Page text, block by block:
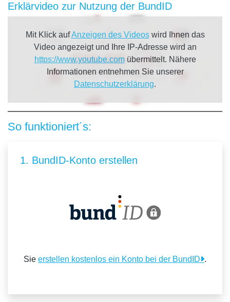
Erklärvideo zur Nutzung der BundID
Mit Klick aufAnzeigen des Videoswird Ihnen das
Video angezeigt und Ihre IP-Adresse wird an
https://www.youtube.comübermittelt. Nähere
Informationen entnehmen Sie unserer
Datenschutzerklärung.
So funktioniert´s:
1. BundID-Konto erstellen
Sie erstellen kostenlos ein Konto bei der BundID .